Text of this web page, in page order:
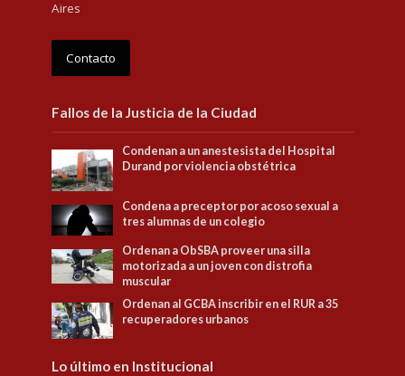
Aires
Contacto
Fallos de la Justicia de la Ciudad
Condenan a un anestesista del Hospital
Durand por violencia obstétrica
Condena a preceptor por acoso sexual a
tres alumnas de un colegio
Ordenan a ObSBA proveer una silla
motorizada a un joven con distrofia
muscular
Ordenan al GCBA inscribir en el RUR a 35
recuperadores urbanos
Lo último en Institucional